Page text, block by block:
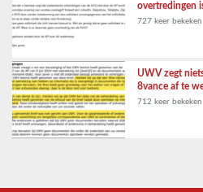
overtredingen
727 keer bekeken
UWV zegt
8vance af te
712 keer bekeken